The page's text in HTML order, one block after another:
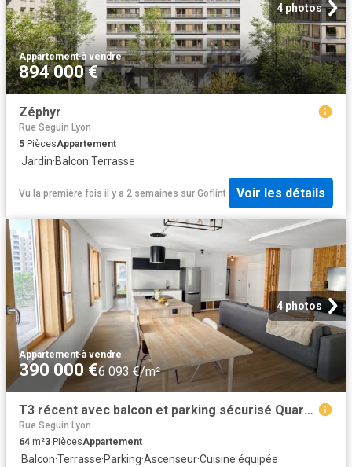
4 photos
Appartement·à vendre
894 000 €
Zéphyr
Rue Seguin Lyon
5 PiècesAppartement
·Jardin·Balcon·Terrasse
Vu la première fois il y a 2 semaines sur Goflint Voir les détails
4 photos
Appartement·à vendre
390 000 €6 093 €/m²
T3 récent avec balcon et parking sécurisé Quartier Conflue
Rue Seguin Lyon
64 m²3 PiècesAppartement
·Balcon·Terrasse·Parking·Ascenseur·Cuisine équipée